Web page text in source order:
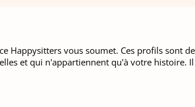
Happysitters vous soumet. Ces profils sont
et qui n'appartiennent qu'à votre histoire.